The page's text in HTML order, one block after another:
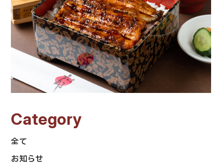
Category
全て
お知らせ